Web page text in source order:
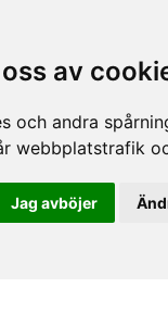
av
och andra
webbplatstrafik
Jag avböjer